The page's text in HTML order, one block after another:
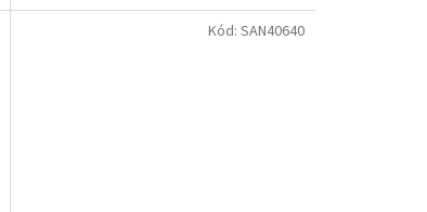
Kód: SAN40640